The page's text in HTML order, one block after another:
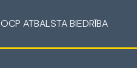
OCP ATBALSTA BIEDRĪBA